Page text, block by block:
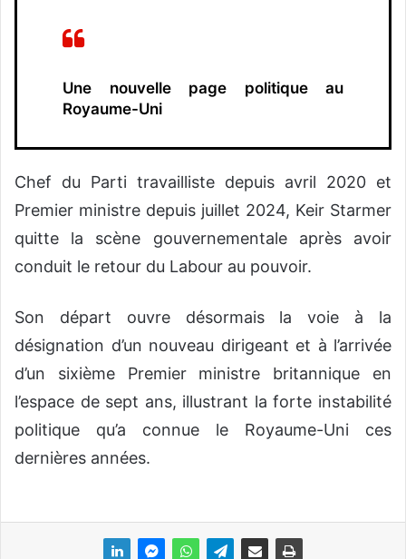
Une nouvelle page politique au
Royaume-Uni
Chef du Parti travailliste depuis avril 2020 et
Premier ministre depuis juillet 2024, Keir Starmer
quitte la scène gouvernementale après avoir
conduit le retour du Labour au pouvoir.
Son départ ouvre désormais la voie à la
désignation d’un nouveau dirigeant et à l’arrivée
d’un sixième Premier ministre britannique en
l’espace de sept ans, illustrant la forte instabilité
politique qu’a connue le Royaume-Uni ces
dernières années.